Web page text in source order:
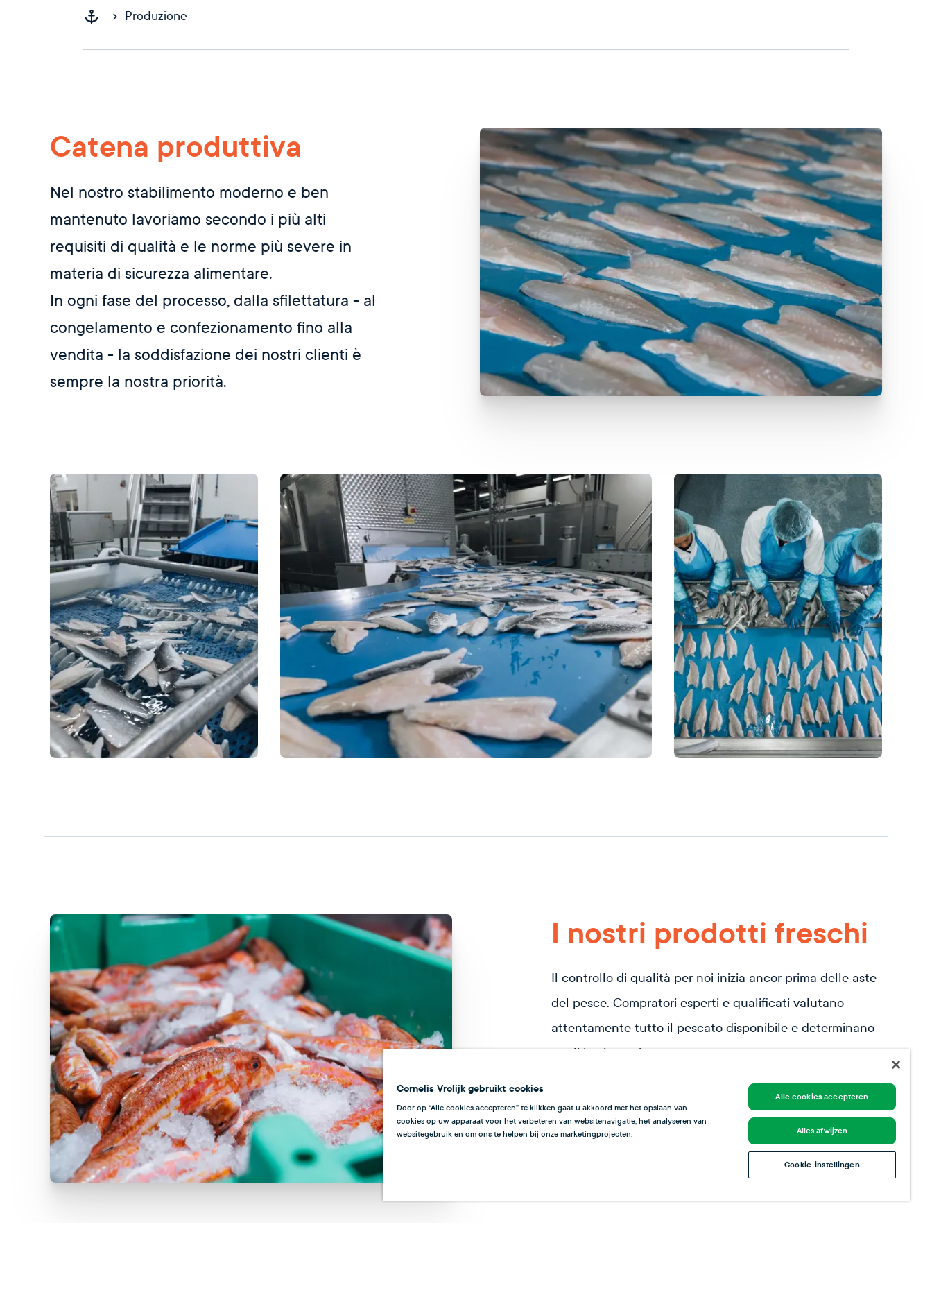
Produzione
Catena produttiva
Nel nostro stabilimento moderno e ben
mantenuto lavoriamo secondo i più alti
requisiti di qualità e le norme più severe in
materia di sicurezza alimentare.
In ogni fase del processo, dalla sfilettatura - al
congelamento e confezionamento fino alla
vendita - la soddisfazione dei nostri clienti è
sempre la nostra priorità.
I nostri prodotti freschi
Il controllo di qualità per noi inizia ancor prima delle aste
del pesce. Compratori esperti e qualificati valutano
attentamente tutto il pescato disponibile e determinano
quali lotti acquistare.
freddo ininterrotta, mantenendo il pesce a una
temperatura intorno a 0 °C.
Cornelis Vrolijk gebruikt cookies
Door op “Alle cookies accepteren” te klikken gaat u akkoord met het opslaan van
cookies op uw apparaat voor het verbeteren van websitenavigatie, het analyseren van
websitegebruik en om ons te helpen bij onze marketingprojecten.
Alle cookies accepteren
Alles afwijzen
Cookie-instellingen